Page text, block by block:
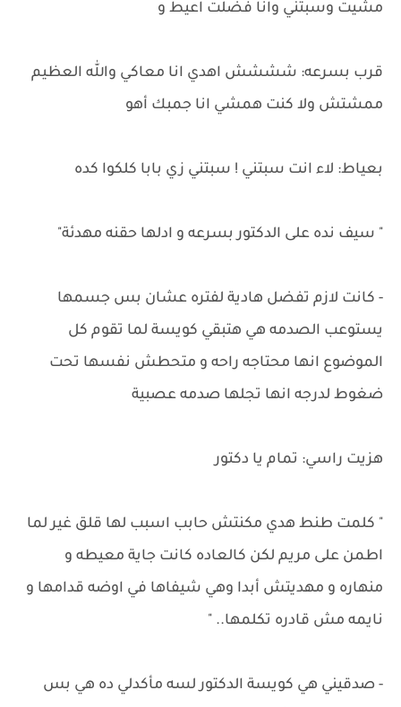
مشيت وسبتني وانا فضلت اعيط و
قرب بسرعه: شششش اهدي انا معاكي والله العظيم
ممشتش ولا كنت همشي انا جمبك أهو
بعياط: لاء انت سبتني ! سبتني زي بابا كلكوا كده
" سيف نده على الدكتور بسرعه و ادلها حقنه مهدئة"
- كانت لازم تفضل هادية لفتره عشان بس جسمها
يستوعب الصدمه هي هتبقي كويسة لما تقوم كل
الموضوع انها محتاجه راحه و متحطش نفسها تحت
ضغوط لدرجه انها تجلها صدمه عصبية
هزيت راسي: تمام يا دكتور
" كلمت طنط هدي مكنتش حابب اسبب لها قلق غير لما
اطمن على مريم لكن كالعاده كانت جاية معيطه و
منهاره و مهديتش أبدا وهي شيفاها في اوضه قدامها و
نايمه مش قادره تكلمها.. "
- صدقيني هي كويسة الدكتور لسه مأكدلي ده هي بس